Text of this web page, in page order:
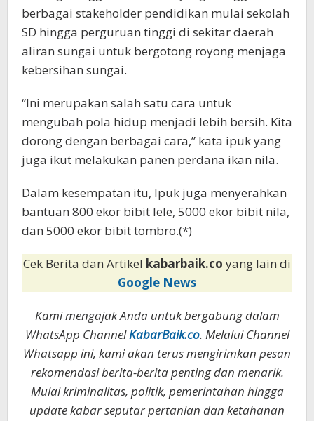
berbagai stakeholder pendidikan mulai sekolah
SD hingga perguruan tinggi di sekitar daerah
aliran sungai untuk bergotong royong menjaga
kebersihan sungai.
“Ini merupakan salah satu cara untuk
mengubah pola hidup menjadi lebih bersih. Kita
dorong dengan berbagai cara,” kata ipuk yang
juga ikut melakukan panen perdana ikan nila.
Dalam kesempatan itu, Ipuk juga menyerahkan
bantuan 800 ekor bibit lele, 5000 ekor bibit nila,
dan 5000 ekor bibit tombro.(*)
Cek Berita dan Artikel kabarbaik.co yang lain di
Google News
Kami mengajak Anda untuk bergabung dalam
WhatsApp ChannelKabarBaik.co. Melalui Channel
Whatsapp ini, kami akan terus mengirimkan pesan
rekomendasi berita-berita penting dan menarik.
Mulai kriminalitas, politik, pemerintahan hingga
update kabar seputar pertanian dan ketahanan